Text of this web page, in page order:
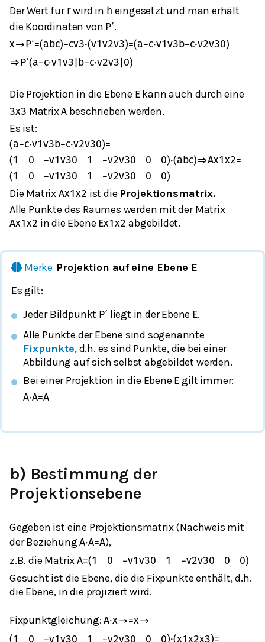
Der Wert für rwird in h eingesetzt und man erhält
die Koordinaten von P′.
x→ P′=(a bc)−cv3⋅(v1 v2v3)=(a−c⋅v1 v3 b−c⋅v2v30)
⇒ P′(a−c⋅v1 v3 b−c⋅v2v3 0)
Die Projektion in die Ebene Ekann auch durch eine
3x3 MatrixA beschrieben werden.
Es ist:
(a−c⋅v1 v3 b−c⋅v2v30)=
(1 0 −v1 v30 1 −v2v30 0 0)⋅(a bc)⇒Ax1 x2=
(1 0 −v1 v30 1 −v2v30 0 0)
Die Matrix Ax1 x2 ist die Projektionsmatrix.
Alle Punkte des Raumes werden mit der Matrix
Ax1 x2 in die Ebene Ex1x2 abgebildet.
Merke Projektion auf eine Ebene E
Es gilt:
Jeder Bildpunkt P′ liegt in der Ebene E.
Alle Punkte der Ebene sind sogenannte
Fixpunkte, d.h. es sind Punkte, die bei einer
Abbildung auf sich selbst abgebildet werden.
Bei einer Projektion in die Ebene E gilt immer:
A⋅A=A
b) Bestimmung der
Projektionsebene
Gegeben ist eine Projektionsmatrix (Nachweis mit
der BeziehungA⋅A=A),
z.B. die Matrix A=(1 0 −v1 v30 1 −v2v30 0 0)
Gesucht ist die Ebene, die die Fixpunkte enthält, d.h.
die Ebene, in die projiziert wird.
Fixpunktgleichung:A⋅x→=x→
(1 0 −v1 v30 1 −v2v30 0 0)⋅(x1 x2x3)=